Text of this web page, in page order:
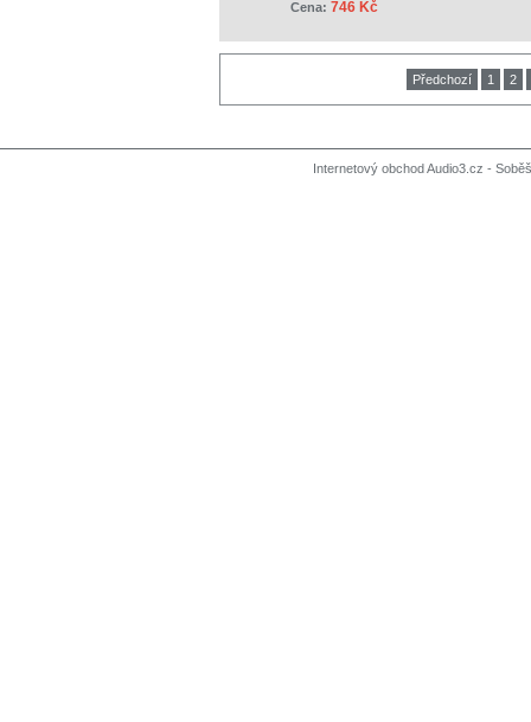
Cena: 746 Kč
Předchozí 1 2
Internetový obchod Audio3.cz -